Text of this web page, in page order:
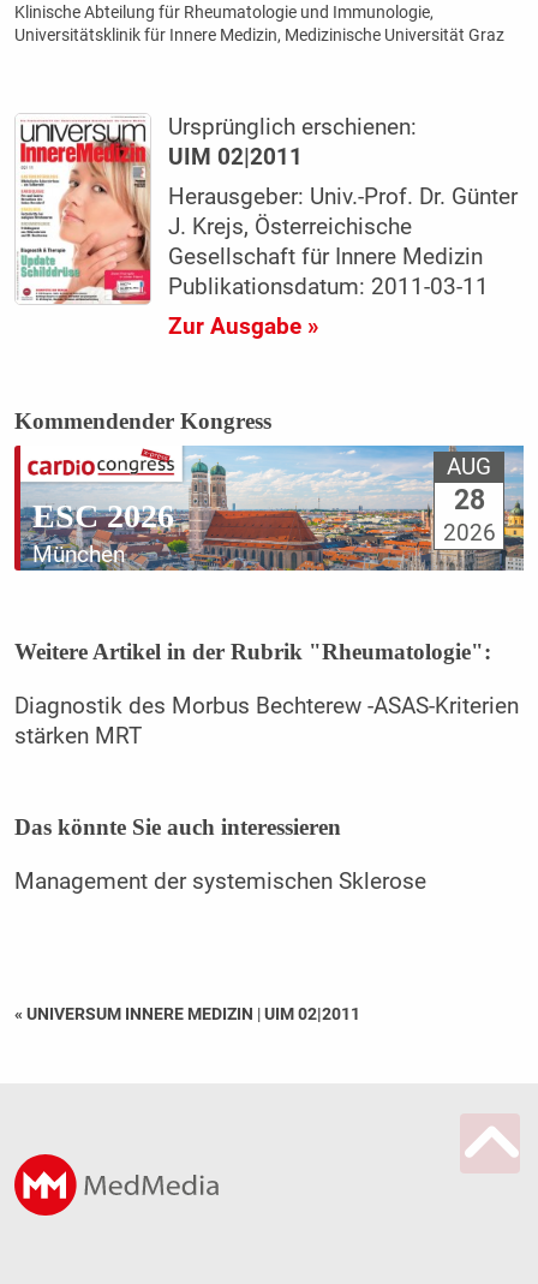
Klinische Abteilung für Rheumatologie und Immunologie,
Universitätsklinik für Innere Medizin, Medizinische Universität Graz
Ursprünglich erschienen:
UIM 02|2011
Herausgeber: Univ.-Prof. Dr. Günter
J. Krejs, Österreichische
Gesellschaft für Innere Medizin
Publikationsdatum: 2011-03-11
Zur Ausgabe »
Kommendender Kongress
ESC 2026
München
AUG
28
2026
Weitere Artikel in der Rubrik "Rheumatologie":
Diagnostik des Morbus Bechterew -ASAS-Kriterien
stärken MRT
Das könnte Sie auch interessieren
Management der systemischen Sklerose
« UNIVERSUM INNERE MEDIZIN |UIM 02|2011